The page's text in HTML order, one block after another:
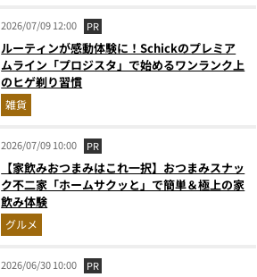
2026/07/09 12:00 PR
ルーティンが感動体験に！Schickのプレミア
ムライン「プロジスタ」で始めるワンランク上
のヒゲ剃り習慣
雑貨
2026/07/09 10:00 PR
【家飲みおつまみはこれ一択】おつまみスナッ
ク不二家「ホームサクッと」で簡単＆極上の家
飲み体験
グルメ
2026/06/30 10:00 PR